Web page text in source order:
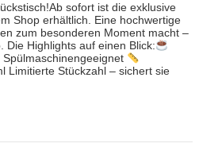
sofort ist die exklusive
Shop erhältlich. Eine hochwertige
zum besonderen Moment macht –
Die Highlights auf einen Blick:
Spülmaschinengeeignet
Limitierte Stückzahl – sichert sie